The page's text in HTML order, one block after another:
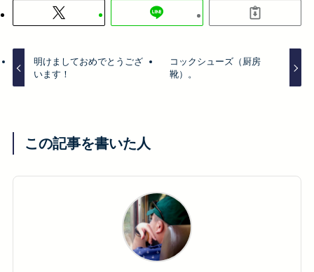
明けましておめでとうござ
います！
コックシューズ（厨房
靴）。
この記事を書いた人